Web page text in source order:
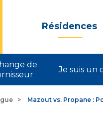
Résidences
de
Je suis un
Mazout vs. Propane :